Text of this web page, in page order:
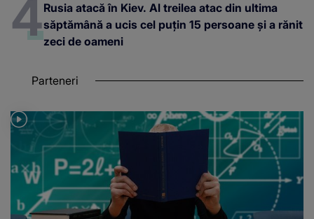
Rusia atacă în Kiev. Al treilea atac din ultima
săptămână a ucis cel puțin 15 persoane și a rănit
zeci de oameni
Parteneri